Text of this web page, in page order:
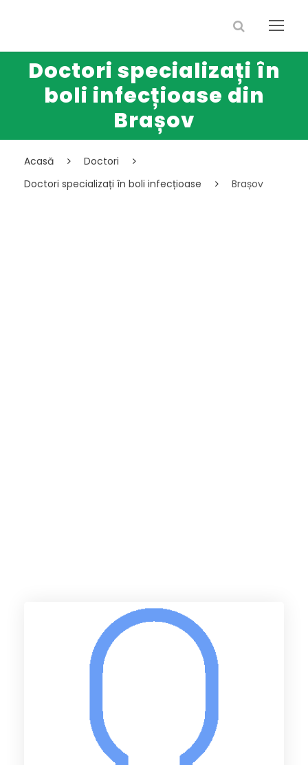
Doctori specializați în
boli infecțioase din
Brașov
Acasă
Doctori
Doctori specializați în boli infecțioase
Brașov